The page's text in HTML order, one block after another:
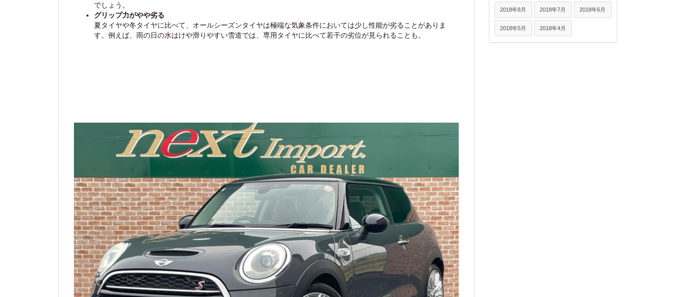
でしょう。
グリップ力がやや劣る
夏タイヤや冬タイヤに比べて、オールシーズンタイヤは極端な気象条件においては少し性能が劣ることがありま
す。例えば、雨の日の水はけや滑りやすい雪道では、専用タイヤに比べて若干の劣位が見られることも。
2018年8月 2018年7月 2018年6月
2018年5月 2018年4月